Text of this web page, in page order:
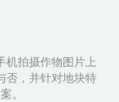
机拍摄作物图片上
否，并针对地块特
。